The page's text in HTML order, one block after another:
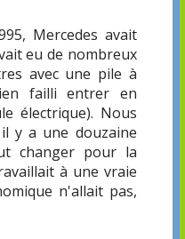
Mercedes avait
eu de nombreux
avec une pile à
failli entrer en
électrique). Nous
y a une douzaine
changer pour la
à une vraie
n'allait pas,